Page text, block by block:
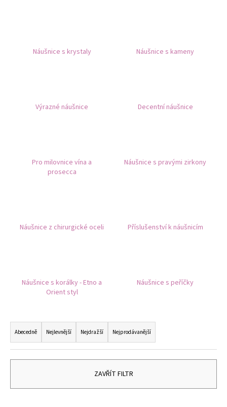
Náušnice s krystaly Náušnice s kameny
Výrazné náušnice Decentní náušnice
Pro milovnice vína a
prosecca
Náušnice s pravými zirkony
Náušnice z chirurgické oceli Příslušenství k náušnicím
Náušnice s korálky - Etno a
Orient styl
Náušnice s peříčky
Ř
a
z
e
í
Abecedně Nejlevnější Nejdražší Nejprodávanější
ZAVŘÍT FILTR
PRAVÝCH
HEMATIT.
UNISEX
149
Kč